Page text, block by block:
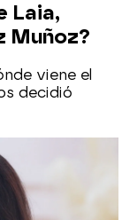
Laia,
Muñoz?
viene el
decidió
sobre
es un
soy